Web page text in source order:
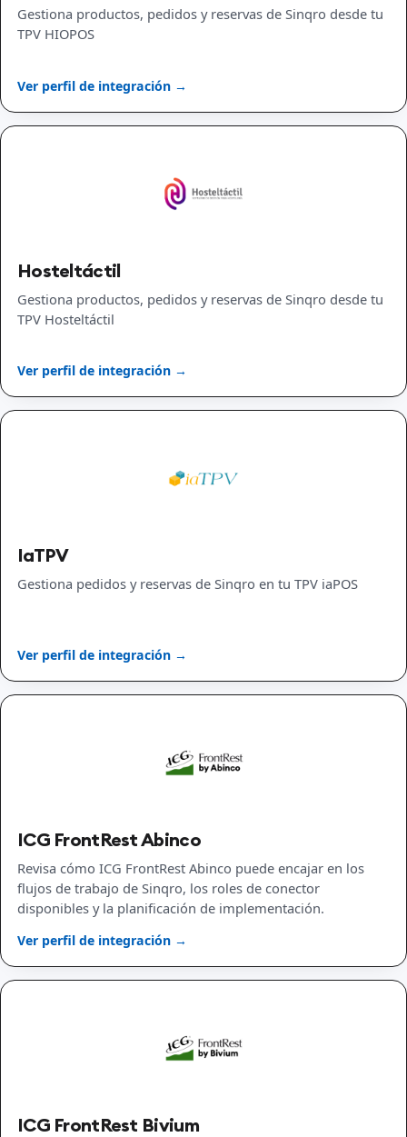
Gestiona productos, pedidos y reservas de Sinqro desde tu
TPV HIOPOS
Ver perfil de integración →
Hosteltáctil
Gestiona productos, pedidos y reservas de Sinqro desde tu
TPV Hosteltáctil
Ver perfil de integración →
IaTPV
Gestiona pedidos y reservas de Sinqro en tu TPV iaPOS
Ver perfil de integración →
ICG FrontRest Abinco
Revisa cómo ICG FrontRest Abinco puede encajar en los
flujos de trabajo de Sinqro, los roles de conector
disponibles y la planificación de implementación.
Ver perfil de integración →
ICG FrontRest Bivium